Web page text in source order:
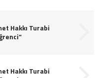
Hakkı Turabi
Hakkı Turabi